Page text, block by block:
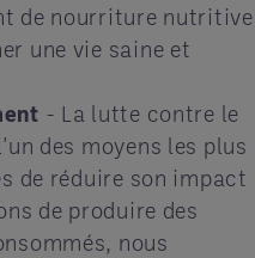
de nourriture nutritive
une vie saine et
- La lutte contre le
des moyens les plus
de réduire son impact
de produire des
nous